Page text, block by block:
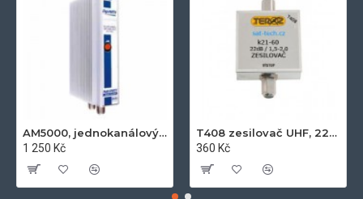
AM5000, jednokanálový zesilovač UHF k21-k60, 50dB, 122dB
1 250 Kč
T408 zesilovač UHF, 22dB
360 Kč